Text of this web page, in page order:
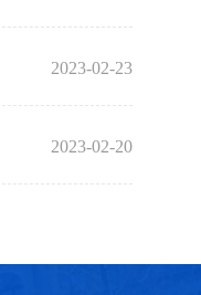
2023-02-23
2023-02-20